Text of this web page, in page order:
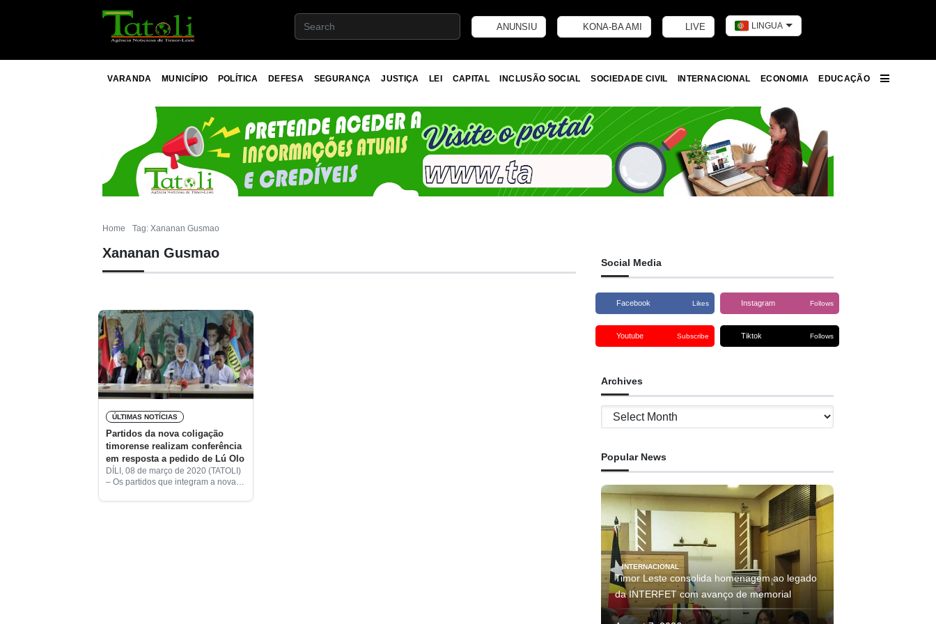
ANUNSIU KONA-BA AMI LIVE LINGUA
VARANDA MUNICÍPIO POLÍTICA DEFESA SEGURANÇA JUSTIÇA LEI CAPITAL INCLUSÃO SOCIAL SOCIEDADE CIVIL INTERNACIONAL ECONOMIA
EDUCAÇÃO
Home Tag: Xananan Gusmao
Xananan Gusmao
ÚLTIMAS NOTÍCIAS
Partidos da nova coligação
timorense realizam conferência
em resposta a pedido de Lú Olo
DÍLI, 08 de março de 2020 (TATOLI)
– Os partidos que integram a nova
Social Media
Facebook Likes Instagram Follows
Youtube Subscribe Tiktok Follows
Archives
Archives
Popular News
INTERNACIONAL
Timor Leste consolida homenagem ao legado
da INTERFET com avanço de memorial